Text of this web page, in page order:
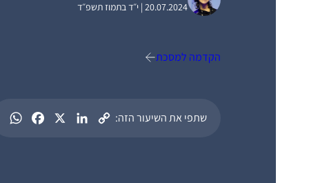
20.07.2024 | י״ד בתמוז תשפ״ד
הקדמה למסכת
שתפי את השיעור הזה: